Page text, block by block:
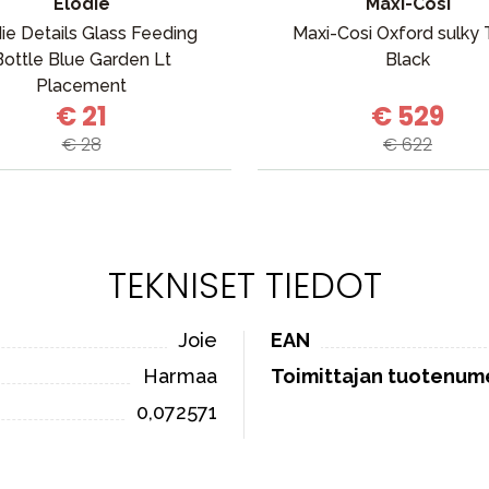
Details Glass Feeding
Blue Garden Lt
Placement
€ 21
€ 28
Maxi-Cosi Oxford sulky
Black
€ 529
€ 622
TEKNISET TIEDOT
Joie
Harmaa
0,072571
EAN
Toimittajan